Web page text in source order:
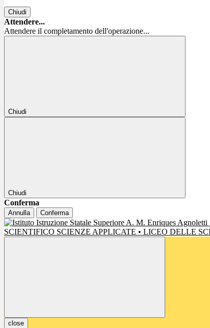
Chiudi
Attendere...
Attendere il completamento dell'operazione...
Chiudi
Chiudi
Conferma
Annulla Conferma
SCIENTIFICO SCIENZE APPLICATE • LICEO DELLE
close